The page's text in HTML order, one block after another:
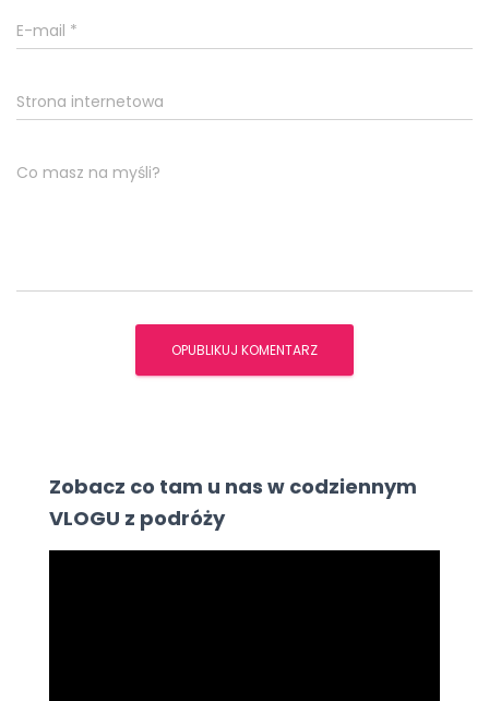
E-mail *
Strona internetowa
Co masz na myśli?
Zobacz co tam u nas w codziennym
VLOGU z podróży